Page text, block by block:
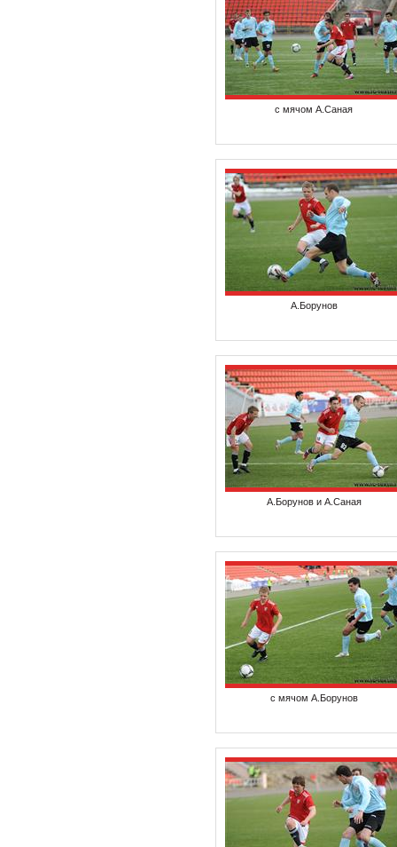
с мячом А.Саная
А.Борунов
А.Борунов и А.Саная
с мячом А.Борунов